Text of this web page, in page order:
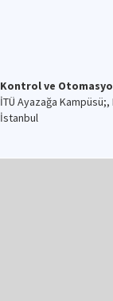
Kontrol ve
İTÜ Ayazağa
İstanbul